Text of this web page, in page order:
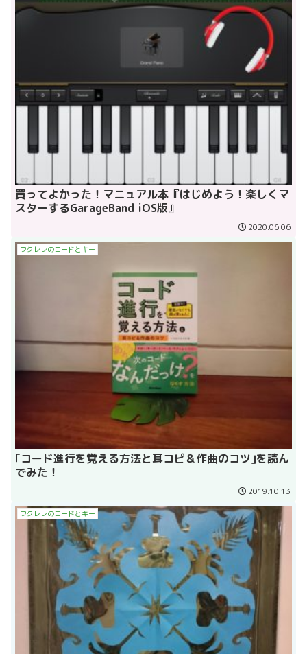
買ってよかった！マニュアル本『はじめよう！楽しくマ
スターするGarageBand iOS版』
2020.06.06
ウクレレのコードとキー
｢コード進行を覚える方法と耳コピ＆作曲のコツ｣を読ん
でみた！
2019.10.13
ウクレレのコードとキー